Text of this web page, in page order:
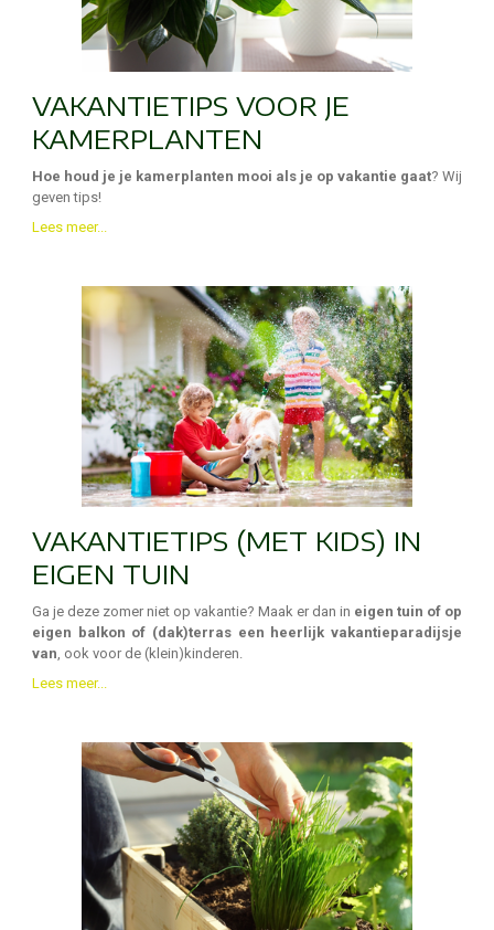
VAKANTIETIPS VOOR JE
KAMERPLANTEN
Hoe houd je je kamerplanten mooi als je op vakantie gaat? Wij
geven tips!
Lees meer...
VAKANTIETIPS (MET KIDS) IN
EIGEN TUIN
Ga je deze zomer niet op vakantie? Maak er dan in eigen tuin of op
eigen balkon of (dak)terras een heerlijk vakantieparadijsje
van , ook voor de (klein)kinderen.
Lees meer...